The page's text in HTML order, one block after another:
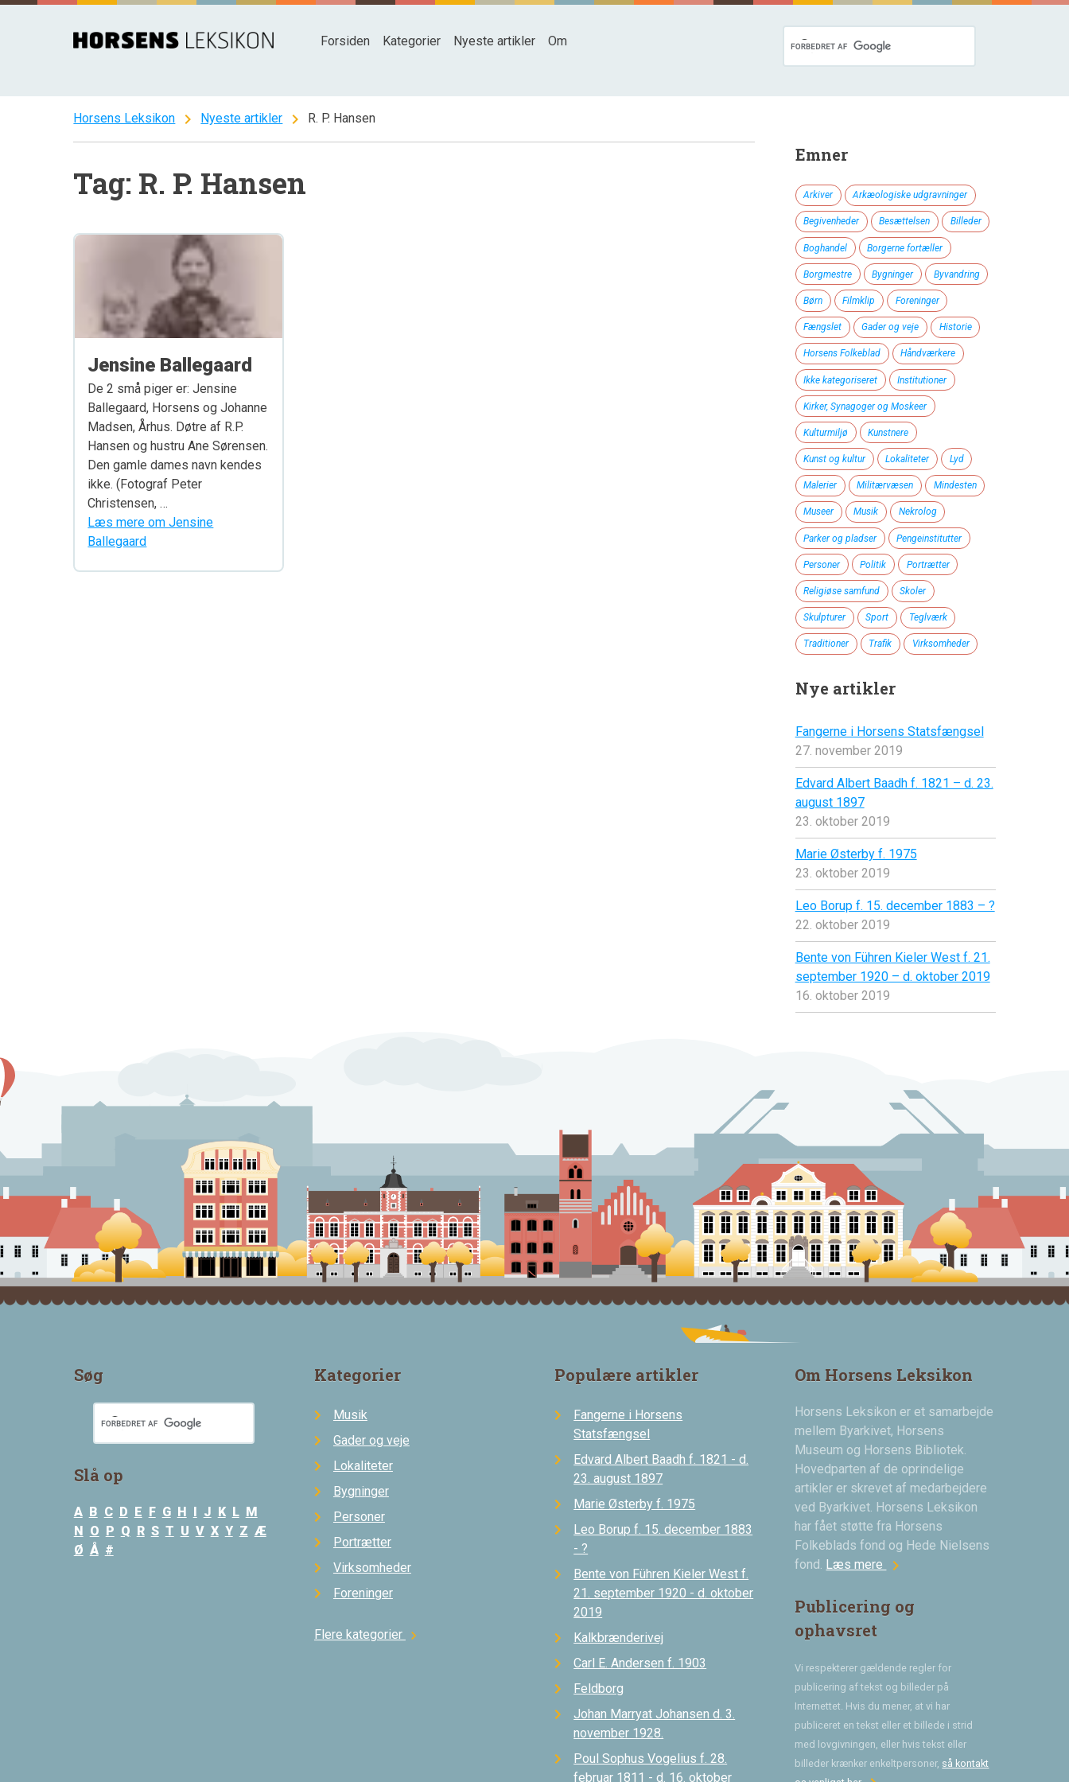
Spring
Forsiden Kategorier Nyeste artikler Om
Horsens Leksikon chevron_right Nyeste artikler chevron_right R. P. Hansen
Tag: R. P. Hansen
Jensine Ballegaard
De 2 små piger er: Jensine
Ballegaard, Horsens og Johanne
Madsen, Århus. Døtre af R.P.
Hansen og hustru Ane Sørensen.
Den gamle dames navn kendes
ikke. (Fotograf Peter
Christensen, …
Læs mere om Jensine
Ballegaard
Emner
Arkiver Arkæologiske udgravninger
Begivenheder Besættelsen Billeder
Boghandel Borgerne fortæller
Borgmestre Bygninger Byvandring
Børn Filmklip Foreninger
Fængslet Gader og veje Historie
Horsens Folkeblad Håndværkere
Ikke kategoriseret Institutioner
Kirker, Synagoger og Moskeer
Kulturmiljø Kunstnere
Kunst og kultur Lokaliteter Lyd
Malerier Militærvæsen Mindesten
Museer Musik Nekrolog
Parker og pladser Pengeinstitutter
Personer Politik Portrætter
Religiøse samfund Skoler
Skulpturer Sport Teglværk
Traditioner Trafik Virksomheder
Nye artikler
Fangerne i Horsens Statsfængsel
27. november 2019
Edvard Albert Baadh f. 1821 – d. 23.
august 1897
23. oktober 2019
Marie Østerby f. 1975
23. oktober 2019
Leo Borup f. 15. december 1883 – ?
22. oktober 2019
Bente von Führen Kieler West f. 21.
september 1920 – d. oktober 2019
16. oktober 2019
Søg
Slå op
A B C D E F G H I J K L M
N O P Q R S T U V X Y Z Æ
Ø Å #
Kategorier
Musik
Gader og veje
Lokaliteter
Bygninger
Personer
Portrætter
Virksomheder
Foreninger
Flere kategorier chevron_right
Populære artikler
Fangerne i Horsens
Statsfængsel
Edvard Albert Baadh f. 1821 - d.
23. august 1897
Marie Østerby f. 1975
Leo Borup f. 15. december 1883
- ?
Bente von Führen Kieler West f.
21. september 1920 - d. oktober
2019
Kalkbrænderivej
Carl E. Andersen f. 1903
Feldborg
Johan Marryat Johansen d. 3.
november 1928.
Poul Sophus Vogelius f. 28.
februar 1811 - d. 16. oktober
Om Horsens Leksikon
Horsens Leksikon er et samarbejde
mellem Byarkivet, Horsens
Museum og Horsens Bibliotek.
Hovedparten af de oprindelige
artikler er skrevet af medarbejdere
ved Byarkivet. Horsens Leksikon
har fået støtte fra Horsens
Folkeblads fond og Hede Nielsens
fond. Læs mere chevron_right
Publicering og
ophavsret
Vi respekterer gældende regler for
publicering af tekst og billeder på
Internettet. Hvis du mener, at vi har
publiceret en tekst eller et billede i strid
med lovgivningen, eller hvis tekst eller
billeder krænker enkeltpersoner, så kontakt